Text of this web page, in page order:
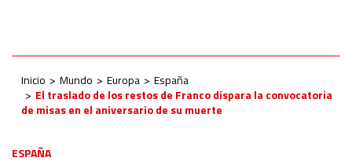
Inicio Mundo Europa
España
El traslado de los restos de Franco dispara la convocatoria
de misas en el aniversario de su muerte
ESPAÑA